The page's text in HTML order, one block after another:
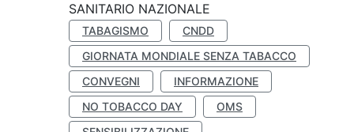
SANITARIO NAZIONALE
TABAGISMO
CNDD
GIORNATA MONDIALE SENZA TABACCO
CONVEGNI
INFORMAZIONE
NO TOBACCO DAY
OMS